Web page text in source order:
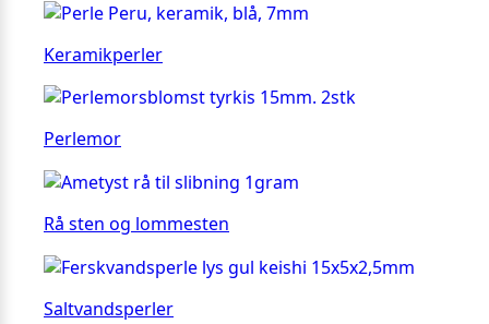
Keramikperler
Perlemor
Rå sten og lommesten
Saltvandsperler